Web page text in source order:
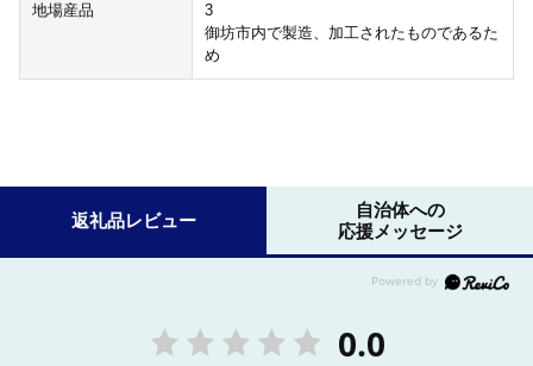
地場産品
3
御坊市内で製造、加工されたものであるた
め
返礼品レビュー
自治体への
応援メッセージ
0.0